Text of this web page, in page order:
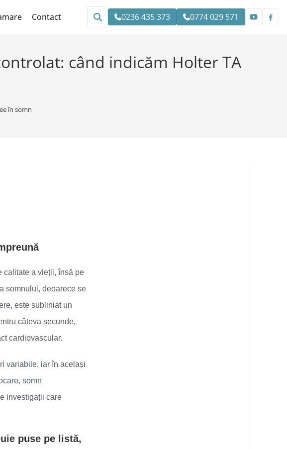
Contact 0236 435 373 0774 029 571
când indicăm Holter TA
în somn
calitate a vieții, însă pe
somnului, deoarece se
este subliniat un
câteva secunde,
cardiovascular.
variabile, iar în același
somn
investigații care
puse pe listă,